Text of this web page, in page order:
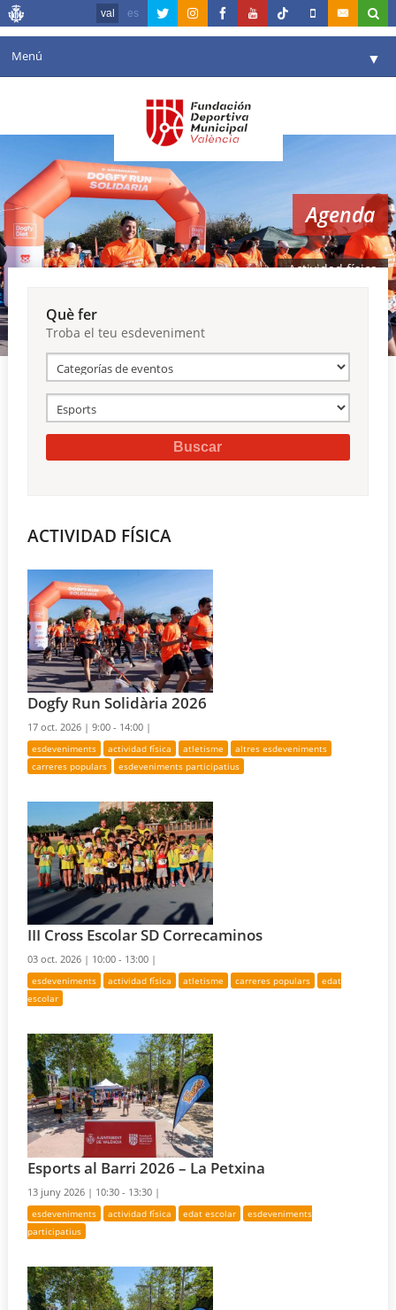
val es
Menú ▼
Agenda
Instal·lacions
Comunicació ▼
València en esport ▼
Reserves
Agenda
Actividad física
Què fer
Troba el teu esdeveniment
ACTIVIDAD FÍSICA
Dogfy Run Solidària 2026
17 oct. 2026 |9:00 - 14:00 |
esdeveniments actividad física atletisme
altres esdeveniments
carreres populars
esdeveniments participatius
III Cross Escolar SD Correcaminos
03 oct. 2026 | 10:00 - 13:00 |
esdeveniments actividad física atletisme carreres populars
edat
escolar
Esports al Barri 2026 – La Petxina
13 juny 2026 | 10:30 - 13:30 |
esdeveniments actividad física edat escolar
esdeveniments
participatius